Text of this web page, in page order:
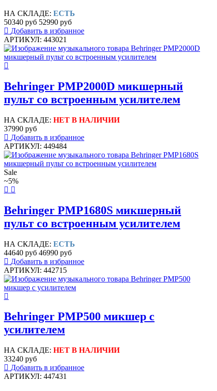
НА СКЛАДЕ: ЕСТЬ
50340 руб 52990 руб
Добавить в избранное
АРТИКУЛ: 443021
Behringer PMP2000D микшерный
пульт со встроенным усилителем
НА СКЛАДЕ: НЕТ В НАЛИЧИИ
37990 руб
Добавить в избранное
АРТИКУЛ: 449484
Sale
~5%
Behringer PMP1680S микшерный
пульт со встроенным усилителем
НА СКЛАДЕ: ЕСТЬ
44640 руб 46990 руб
Добавить в избранное
АРТИКУЛ: 442715
Behringer PMP500 микшер с
усилителем
НА СКЛАДЕ: НЕТ В НАЛИЧИИ
33240 руб
Добавить в избранное
АРТИКУЛ: 447431